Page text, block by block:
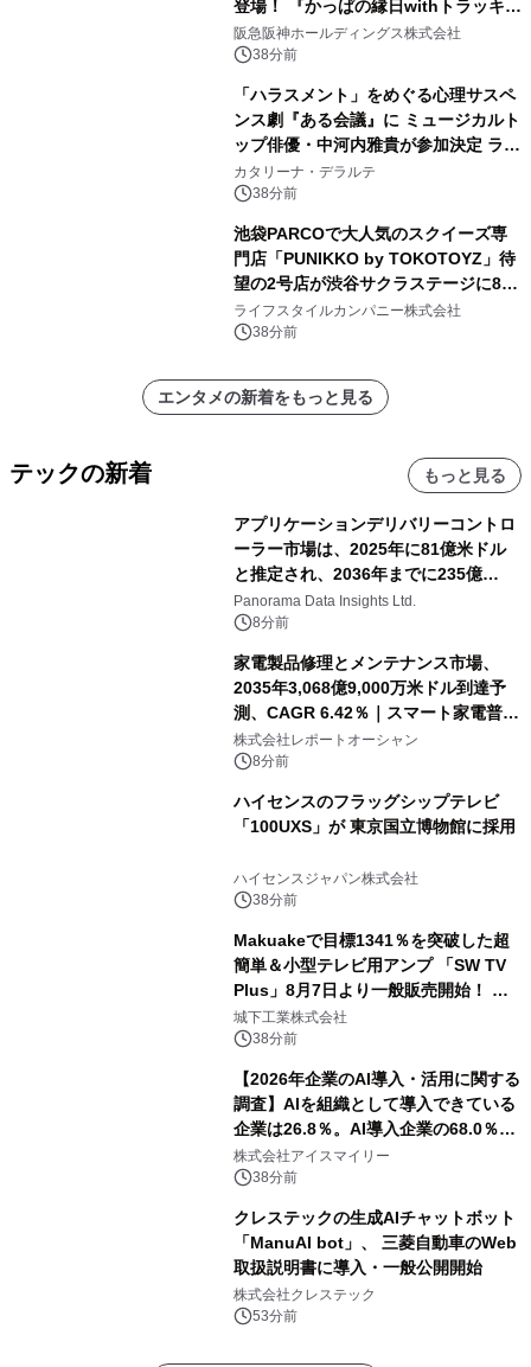
登場！ 『かっぱの縁日withトラッキ
ー』
阪急阪神ホールディングス株式会社
38分前
「ハラスメント」をめぐる心理サスペ
ンス劇『ある会議』に ミュージカルト
ップ俳優・中河内雅貴が参加決定 ラテ
ン・ジャズ界で活躍するSAYAKAが生
演奏で参加も！
カタリーナ・デラルテ
38分前
池袋PARCOで大人気のスクイーズ専
門店「PUNIKKO by TOKOTOYZ」待
望の2号店が渋谷サクラステージに8月
21日オープン！
ライフスタイルカンパニー株式会社
38分前
エンタメの新着をもっと見る
テックの新着 もっと見る
アプリケーションデリバリーコントロ
ーラー市場は、2025年に81億米ドル
と推定され、2036年までに235億
8,000万米ドルに達すると予測されて
おり、予測期間（2026年～2036年）
Panorama Data Insights Ltd.
8分前
家電製品修理とメンテナンス市場、
2035年3,068億9,000万米ドル到達予
測、CAGR 6.42％｜スマート家電普
及・循環型経済・メンテナンス需要拡
大が成長を加速
株式会社レポートオーシャン
8分前
ハイセンスのフラッグシップテレビ
「100UXS」が 東京国立博物館に採用
ハイセンスジャパン株式会社
38分前
Makuakeで目標1341％を突破した超
簡単＆小型テレビ用アンプ 「SW TV
Plus」8月7日より一般販売開始！ ケ
ーブル1本つなぐだけ、テレビの音が
ぐっと豊かに
城下工業株式会社
38分前
【2026年企業のAI導入・活用に関する
調査】AIを組織として導入できている
企業は26.8％。AI導入企業の68.0％
が、自社でのAI導入・活用は「上手く
いっている」と回答
株式会社アイスマイリー
38分前
クレステックの生成AIチャットボット
「ManuAI bot」、 三菱自動車のWeb
取扱説明書に導入・一般公開開始
株式会社クレステック
53分前